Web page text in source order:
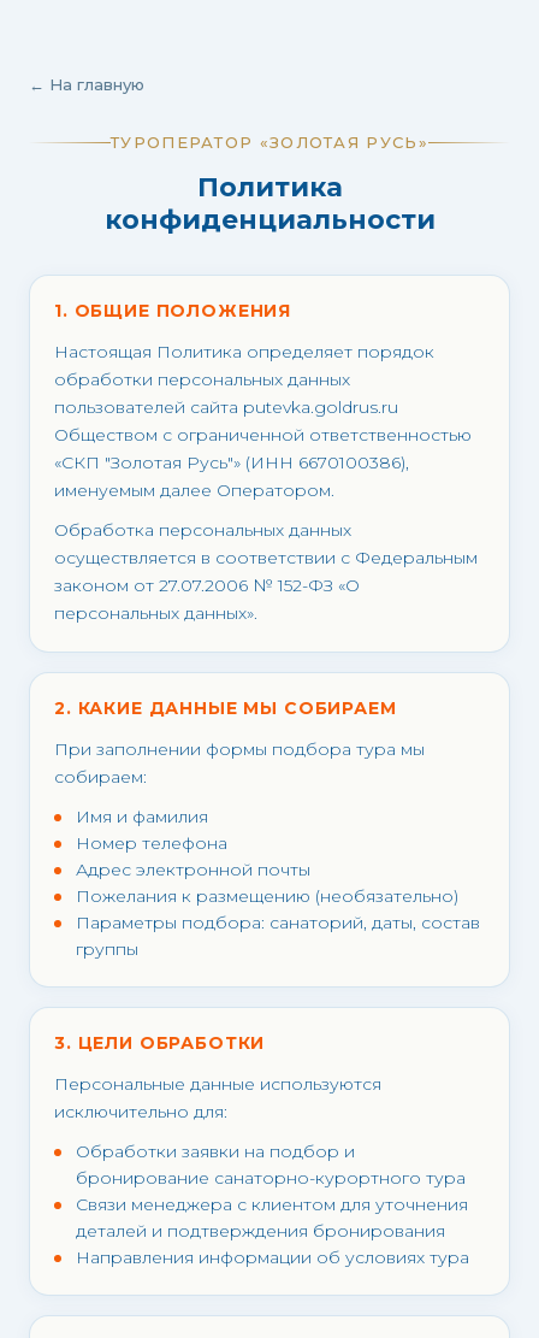
← На главную
ТУРОПЕРАТОР «ЗОЛОТАЯ РУСЬ»
Политика
конфиденциальности
1. ОБЩИЕ ПОЛОЖЕНИЯ
Настоящая Политика определяет порядок
обработки персональных данных
пользователей сайта putevka.goldrus.ru
Обществом с ограниченной ответственностью
«СКП "Золотая Русь"» (ИНН 6670100386),
именуемым далее Оператором.
Обработка персональных данных
осуществляется в соответствии с Федеральным
законом от 27.07.2006 № 152-ФЗ «О
персональных данных».
2. КАКИЕ ДАННЫЕ МЫ СОБИРАЕМ
При заполнении формы подбора тура мы
собираем:
Имя и фамилия
Номер телефона
Адрес электронной почты
Пожелания к размещению (необязательно)
Параметры подбора: санаторий, даты, состав
группы
3. ЦЕЛИ ОБРАБОТКИ
Персональные данные используются
исключительно для:
Обработки заявки на подбор и
бронирование санаторно-курортного тура
Связи менеджера с клиентом для уточнения
деталей и подтверждения бронирования
Направления информации об условиях тура